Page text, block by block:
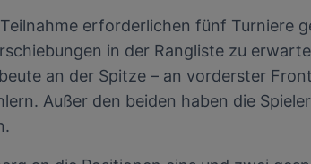
erforderlichen fünf Turniere
in der Rangliste zu
an der Spitze – an vorderster
Außer den beiden haben die